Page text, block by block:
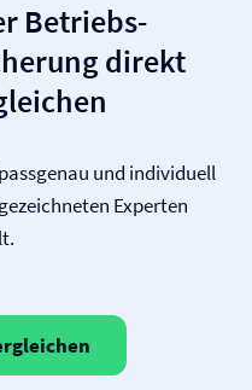
Betriebs­
direkt
und individuell
Experten